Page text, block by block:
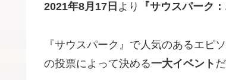
2021年8月17日 より 『サウスパーク
『サウスパーク』で人気のあるエピ
の投票によって決める一大イベント